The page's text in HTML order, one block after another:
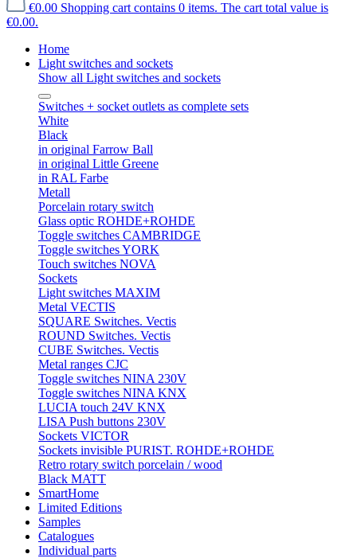
€0.00 Shopping cart contains 0 items. The cart total value is
€0.00.
Home
Light switches and sockets
Show all Light switches and sockets
Switches + socket outlets as complete sets
White
Black
in original Farrow Ball
in original Little Greene
in RAL Farbe
Metall
Porcelain rotary switch
Glass optic ROHDE+ROHDE
Toggle switches CAMBRIDGE
Toggle switches YORK
Touch switches NOVA
Sockets
Light switches MAXIM
Metal VECTIS
SQUARE Switches. Vectis
ROUND Switches. Vectis
CUBE Switches. Vectis
Metal ranges CJC
Toggle switches NINA 230V
Toggle switches NINA KNX
LUCIA touch 24V KNX
LISA Push buttons 230V
Sockets VICTOR
Sockets invisible PURIST. ROHDE+ROHDE
Retro rotary switch porcelain / wood
Black MATT
SmartHome
Limited Editions
Samples
Catalogues
Individual parts